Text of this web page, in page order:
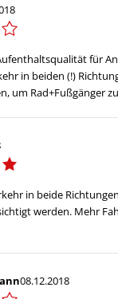
für
in beiden (!)
um Rad+Fußgänger
in beide
werden. Mehr
08.12.2018